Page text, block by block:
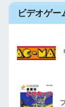
ビデオゲー